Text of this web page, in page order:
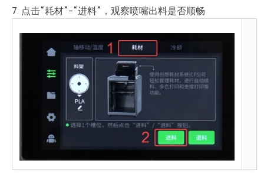
7. 点击“耗材”-“进料”，观察喷嘴出料是否顺畅